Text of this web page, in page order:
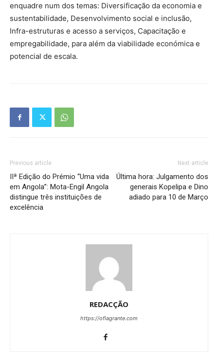
enquadre num dos temas: Diversificação da economia e
sustentabilidade, Desenvolvimento social e inclusão,
Infra-estruturas e acesso a serviços, Capacitação e
empregabilidade, para além da viabilidade económica e
potencial de escala.
Previous article
IIª Edição do Prémio “Uma vida
em Angola”: Mota-Engil Angola
distingue três instituições de
excelência
Next article
Última hora: Julgamento dos
generais Kopelipa e Dino
adiado para 10 de Março
REDACÇÃO
https://oflagrante.com